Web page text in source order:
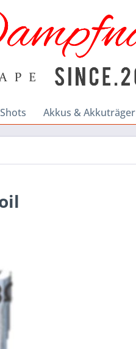
Akkus & Akkuträger